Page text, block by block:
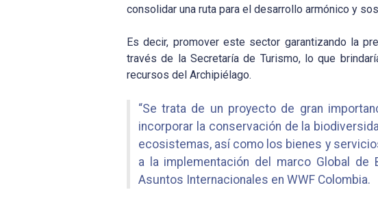
consolidar una ruta para el desarrollo armónico y
Es decir, promover este sector garantizando la
través de la Secretaría de Turismo, lo que
recursos del Archipiélago.
“Se trata de un proyecto de gran
incorporar la conservación de la
ecosistemas, así como los bienes y
a la implementación del marco Global de
Asuntos Internacionales en WWF Colombia.